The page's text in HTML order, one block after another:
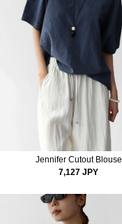
Jennifer Cutout Blouse
7,127 JPY